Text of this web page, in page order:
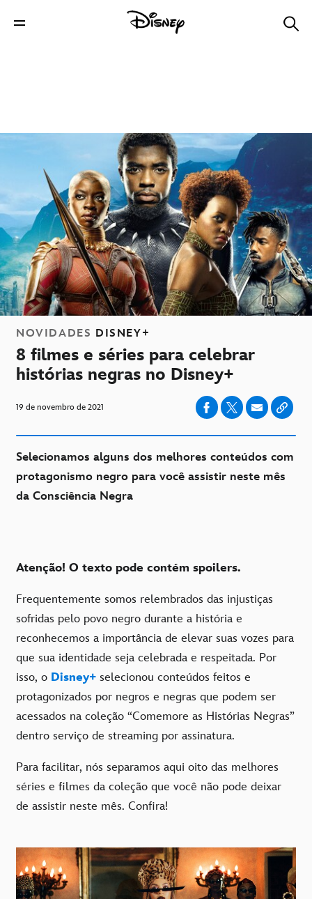
NOVIDADES DISNEY+
8 filmes e séries para celebrar
histórias negras no Disney+
19 de novembro de 2021
Selecionamos alguns dos melhores conteúdos com
protagonismo negro para você assistir neste mês
da Consciência Negra
Atenção! O texto pode contém spoilers.
Frequentemente somos relembrados das injustiças
sofridas pelo povo negro durante a história e
reconhecemos a importância de elevar suas vozes para
que sua identidade seja celebrada e respeitada. Por
isso, o Disney+ selecionou conteúdos feitos e
protagonizados por negros e negras que podem ser
acessados na coleção “Comemore as Histórias Negras”
dentro serviço de streaming por assinatura.
Para facilitar, nós separamos aqui oito das melhores
séries e filmes da coleção que você não pode deixar
de assistir neste mês. Confira!